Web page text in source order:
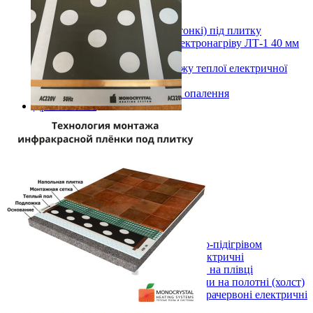
D3мм 1
Нагрівальні мати
Нагрівальні мати (тонкі) під плитку
Вуглецева стрічка для електронагріву ЛТ-1 40 мм
(5 м.п.)
Комплектуючі для монтажу теплої електричної
підлоги, кабеля
Показати усі Кабельні системи опалення
Дров'яні печі
Буржуйки
Показати усі Дров'яні печі
Килимки 220 В
Стандарт
Універсал
Преміум
Килимки 12 В (автомобільні)
Килимки 220 В та 12 В
Показати усі Теплі килими з електро-підігрівом
Картини обігрівачі інфрачервоні електричні
Електричні картини обігрівачі на плівці
Інфрачервоні обігрівачі картини на полотні (холст)
Показати усі Картини обігрівачі інфрачервоні електричні